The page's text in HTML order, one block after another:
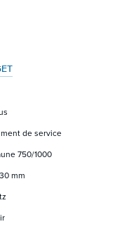
de service
750/1000
mm